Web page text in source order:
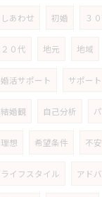
しあわせ 初婚 ３
２０代 地元 地域
婚活サポート サポート
結婚観 自己分析
理想 希望条件 不安
ライフスタイル アド